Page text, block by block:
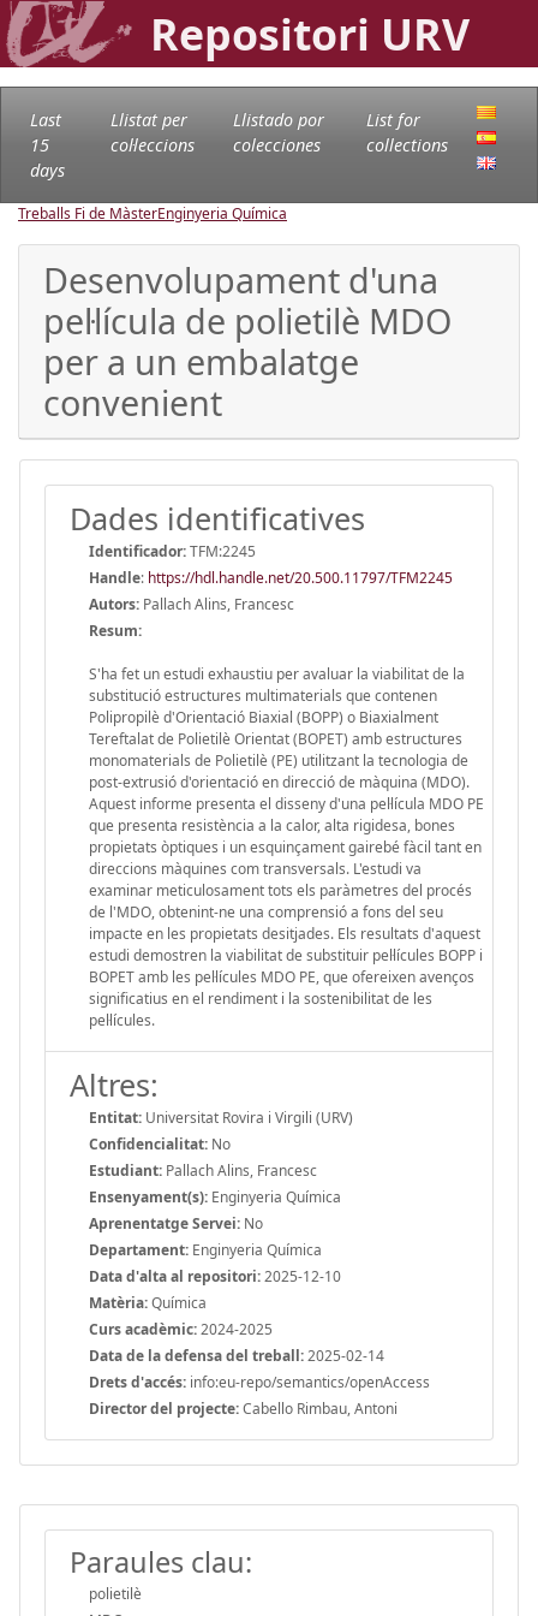
Repositori URV
Last
15
days
Llistat per
col·leccions
Llistado por
colecciones
List for
collections
Treballs Fi de MàsterEnginyeria Química
Desenvolupament d'una
pel·lícula de polietilè MDO
per a un embalatge
convenient
Dades identificatives
Identificador:TFM:2245
Handle: https://hdl.handle.net/20.500.11797/TFM2245
Autors: Pallach Alins, Francesc
Resum:
S'ha fet un estudi exhaustiu per avaluar la viabilitat de la
substitució estructures multimaterials que contenen
Polipropilè d'Orientació Biaxial (BOPP) o Biaxialment
Tereftalat de Polietilè Orientat (BOPET) amb estructures
monomaterials de Polietilè (PE) utilitzant la tecnologia de
post-extrusió d'orientació en direcció de màquina (MDO).
Aquest informe presenta el disseny d'una pel·lícula MDO PE
que presenta resistència a la calor, alta rigidesa, bones
propietats òptiques i un esquinçament gairebé fàcil tant en
direccions màquines com transversals. L'estudi va
examinar meticulosament tots els paràmetres del procés
de l'MDO, obtenint-ne una comprensió a fons del seu
impacte en les propietats desitjades. Els resultats d'aquest
estudi demostren la viabilitat de substituir pel·lícules BOPP i
BOPET amb les pel·lícules MDO PE, que ofereixen avenços
significatius en el rendiment i la sostenibilitat de les
pel·lícules.
Altres:
Entitat: Universitat Rovira i Virgili (URV)
Confidencialitat: No
Estudiant: Pallach Alins, Francesc
Ensenyament(s): Enginyeria Química
Aprenentatge Servei: No
Departament: Enginyeria Química
Data d'alta al repositori:2025-12-10
Matèria:Química
Curs acadèmic:2024-2025
Data de la defensa del treball:2025-02-14
Drets d'accés: info:eu-repo/semantics/openAccess
Director del projecte:Cabello Rimbau, Antoni
Paraules clau:
polietilè